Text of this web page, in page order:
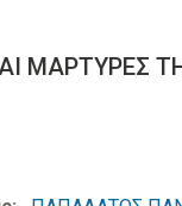
ΜΑΡΤΥΡΕΣ